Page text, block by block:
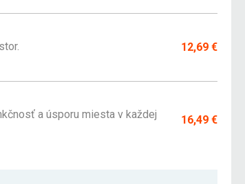
12,69 €
a úsporu miesta v každej
16,49 €